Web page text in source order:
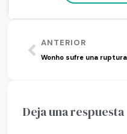
ANTERIOR
Deja una respuesta